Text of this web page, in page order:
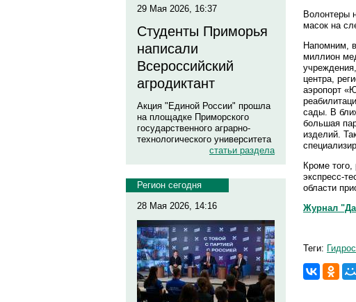
29 Мая 2026, 16:37
Студенты Приморья
написали
Всероссийский
агродиктант
Акция "Единой России" прошла
на площадке Приморского
государственного аграрно-
технологического университета
статьи раздела
Регион сегодня
28 Мая 2026, 14:16
Волонтеры
масок на
Напомним,
миллион
центра,
аэропорт
сады. В
большая
изделий.
Кроме того,
экспресс-
области
Журнал
Теги: